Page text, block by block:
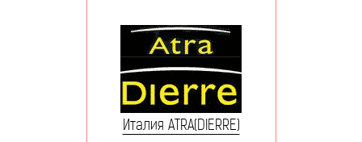
Италия ATRA(DIERRE)